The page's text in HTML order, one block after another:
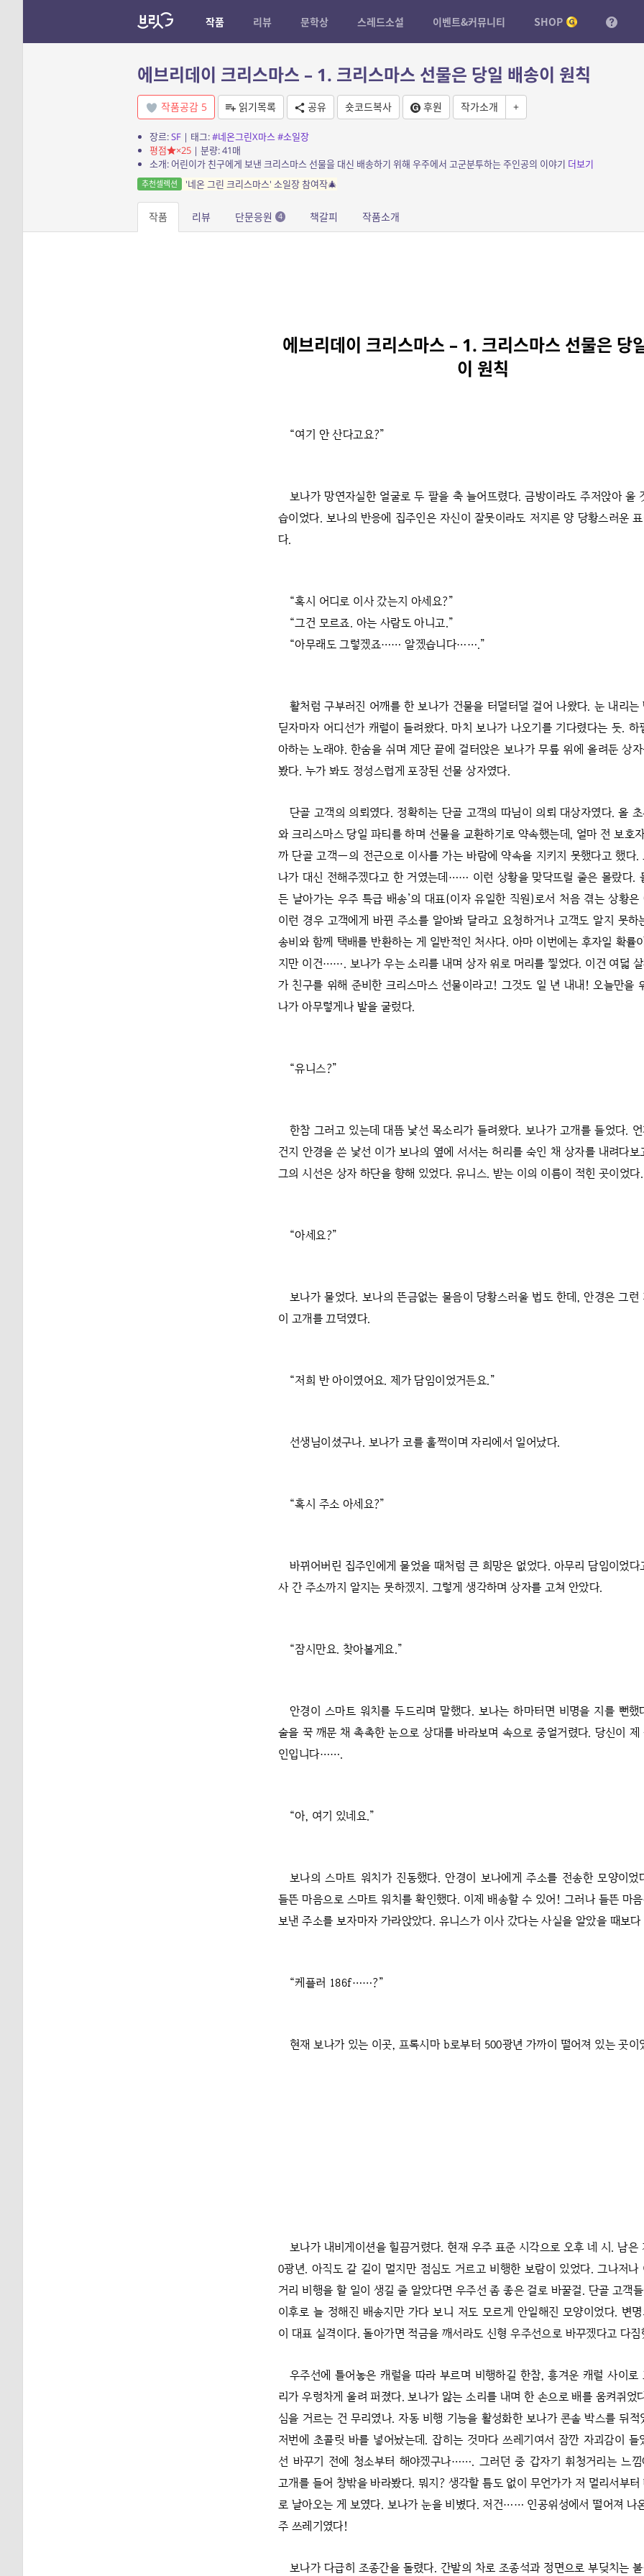
작품 리뷰 문학상 스레드소설 이벤트&커뮤니티 SHOP
에브리데이 크리스마스 – 1. 크리스마스 선물은 당일 배송이 원칙
작품공감 5 읽기목록 공유 숏코드복사 후원 작가소개 +
장르:SF| 태그:#네온그린X마스#소일장
평점
×25| 분량: 41매
소개: 어린이가 친구에게 보낸 크리스마스 선물을 대신 배송하기 위해 우주에서 고군분투하는 주인공의 이야기 더보기
추천셀렉션 '네온 그린 크리스마스' 소일장 참여작🎄
작품 리뷰 단문응원 4 책갈피 작품소개
에브리데이 크리스마스 – 1. 크리스마스 선물은 당
이 원칙
“여기 안 산다고요?”
보나가 망연자실한 얼굴로 두 팔을 축 늘어뜨렸다. 금방이라도 주저앉아 울
습이었다. 보나의 반응에 집주인은 자신이 잘못이라도 저지른 양 당황스러운
다.
“혹시 어디로 이사 갔는지 아세요?”
“그건 모르죠. 아는 사람도 아니고.”
“아무래도 그렇겠죠…… 알겠습니다…….”
활처럼 구부러진 어깨를 한 보나가 건물을 터덜터덜 걸어 나왔다. 눈 내리는
딛자마자 어디선가 캐럴이 들려왔다. 마치 보나가 나오기를 기다렸다는 듯. 하
아하는 노래야. 한숨을 쉬며 계단 끝에 걸터앉은 보나가 무릎 위에 올려둔 상
봤다. 누가 봐도 정성스럽게 포장된 선물 상자였다.
단골 고객의 의뢰였다. 정확히는 단골 고객의 따님이 의뢰 대상자였다. 올
와 크리스마스 당일 파티를 하며 선물을 교환하기로 약속했는데, 얼마 전 보호
까 단골 고객―의 전근으로 이사를 가는 바람에 약속을 지키지 못했다고 했다.
나가 대신 전해주겠다고 한 거였는데…… 이런 상황을 맞닥뜨릴 줄은 몰랐다.
든 날아가는 우주 특급 배송’의 대표(이자 유일한 직원)로서 처음 겪는 상황은
이런 경우 고객에게 바뀐 주소를 알아봐 달라고 요청하거나 고객도 알지 못하
송비와 함께 택배를 반환하는 게 일반적인 처사다. 아마 이번에는 후자일 확률
지만 이건……. 보나가 우는 소리를 내며 상자 위로 머리를 찧었다. 이건 여덟
가 친구를 위해 준비한 크리스마스 선물이라고! 그것도 일 년 내내! 오늘만을
나가 아무렇게나 발을 굴렀다.
“유니스?”
한참 그러고 있는데 대뜸 낯선 목소리가 들려왔다. 보나가 고개를 들었다.
건지 안경을 쓴 낯선 이가 보나의 옆에 서서는 허리를 숙인 채 상자를 내려다보
그의 시선은 상자 하단을 향해 있었다. 유니스. 받는 이의 이름이 적힌 곳이었다.
“아세요?”
보나가 물었다. 보나의 뜬금없는 물음이 당황스러울 법도 한데, 안경은 그런
이 고개를 끄덕였다.
“저희 반 아이였어요. 제가 담임이었거든요.”
선생님이셨구나. 보나가 코를 훌쩍이며 자리에서 일어났다.
“혹시 주소 아세요?”
바뀌어버린 집주인에게 물었을 때처럼 큰 희망은 없었다. 아무리 담임이었다
사 간 주소까지 알지는 못하겠지. 그렇게 생각하며 상자를 고쳐 안았다.
“잠시만요. 찾아볼게요.”
안경이 스마트 워치를 두드리며 말했다. 보나는 하마터면 비명을 지를 뻔했
술을 꾹 깨문 채 촉촉한 눈으로 상대를 바라보며 속으로 중얼거렸다. 당신이 제
인입니다…….
“아, 여기 있네요.”
보나의 스마트 워치가 진동했다. 안경이 보나에게 주소를 전송한 모양이었
들뜬 마음으로 스마트 워치를 확인했다. 이제 배송할 수 있어! 그러나 들뜬 마
보낸 주소를 보자마자 가라앉았다. 유니스가 이사 갔다는 사실을 알았을 때보다
“케플러 186f……?”
현재 보나가 있는 이곳, 프록시마 b로부터 500광년 가까이 떨어져 있는 곳이
보나가 내비게이션을 힐끔거렸다. 현재 우주 표준 시각으로 오후 네 시. 남은
0광년. 아직도 갈 길이 멀지만 점심도 거르고 비행한 보람이 있었다. 그나저나
거리 비행을 할 일이 생길 줄 알았다면 우주선 좀 좋은 걸로 바꿀걸. 단골 고객
이후로 늘 정해진 배송지만 가다 보니 저도 모르게 안일해진 모양이었다. 변
이 대표 실격이다. 돌아가면 적금을 깨서라도 신형 우주선으로 바꾸겠다고 다짐
우주선에 틀어놓은 캐럴을 따라 부르며 비행하길 한참, 흥겨운 캐럴 사이로
리가 우렁차게 울려 퍼졌다. 보나가 앓는 소리를 내며 한 손으로 배를 움켜쥐었
심을 거르는 건 무리였나. 자동 비행 기능을 활성화한 보나가 콘솔 박스를 뒤적
저번에 초콜릿 바를 넣어놨는데. 잡히는 것마다 쓰레기여서 잠깐 자괴감이 들
선 바꾸기 전에 청소부터 해야겠구나……. 그러던 중 갑자기 휘청거리는 느
고개를 들어 창밖을 바라봤다. 뭐지? 생각할 틈도 없이 무언가가 저 멀리서부터
로 날아오는 게 보였다. 보나가 눈을 비볐다. 저건…… 인공위성에서 떨어져 나
주 쓰레기였다!
보나가 다급히 조종간을 돌렸다. 간발의 차로 조종석과 정면으로 부딪치는